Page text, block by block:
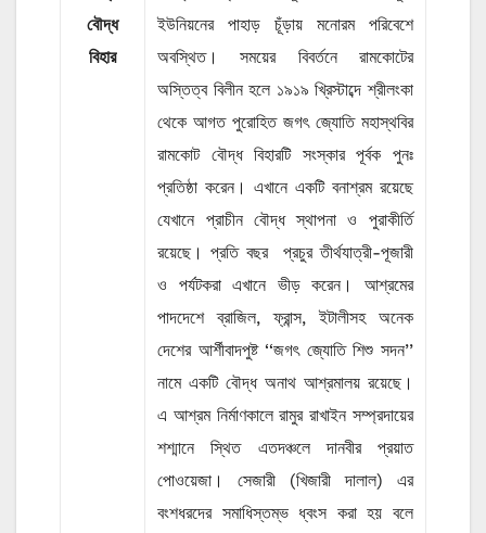
বৌদ্ধ
বিহার
ইউনিয়নের পাহাড় চূঁড়ায় মনোরম পরিবেশে
অবস্থিত। সময়ের বিবর্তনে রামকোটের
অস্তিত্ব বিলীন হলে ১৯১৯ খ্রিস্টাব্দে শ্রীলংকা
থেকে আগত পুরোহিত জগৎ জ্যোতি মহাস্থবির
রামকোট বৌদ্ধ বিহারটি সংস্কার পূর্বক পুনঃ
প্রতিষ্ঠা করেন। এখানে একটি বনাশ্রম রয়েছে
যেখানে প্রাচীন বৌদ্ধ স্থাপনা ও পুরাকীর্তি
রয়েছে। প্রতি বছর প্রচুর তীর্থযাত্রী-পূজারী
ও পর্যটকরা এখানে ভীড় করেন। আশ্রমের
পাদদেশে ব্রাজিল, ফ্রান্স, ইটালীসহ অনেক
দেশের আর্শীবাদপুষ্ট ‘‘জগৎ জ্যোতি শিশু সদন’’
নামে একটি বৌদ্ধ অনাথ আশ্রমালয় রয়েছে।
এ আশ্রম নির্মাণকালে রামুর রাখাইন সম্প্রদায়ের
শশ্মানে স্থিত এতদঞ্চলে দানবীর প্রয়াত
পোওয়েজা। সেজারী (খিজারী দালাল) এর
বংশধরদের সমাধিস্তম্ভ ধ্বংস করা হয় বলে